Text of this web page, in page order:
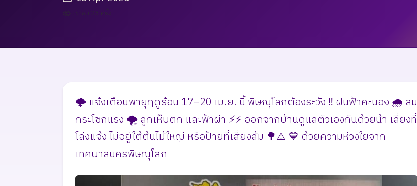
เข้าชม 23 ครั้ง
🌩️ แจ้งเตือนพายุฤดูร้อน 17–20 เม.ย. นี้ พิษณุโลกต้องระวัง ‼️ ฝนฟ้าคะนอง 🌧️ ลม
กระโชกแรง 🌪️ ลูกเห็บตก และฟ้าผ่า ⚡️⚡️ ออกจากบ้านดูแลตัวเองกันด้วยน้า เลี่ยงที่
โล่งแจ้ง ไม่อยู่ใต้ต้นไม้ใหญ่ หรือป้ายที่เสี่ยงล้ม 🌳⚠️ 💙 ด้วยความห่วงใยจาก
เทศบาลนครพิษณุโลก